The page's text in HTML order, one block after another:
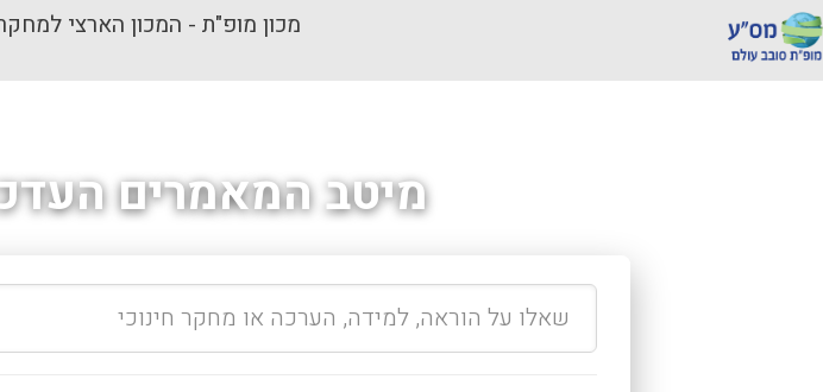
מכון מופ"ת - המכון הארצי
מיטב המאמרים